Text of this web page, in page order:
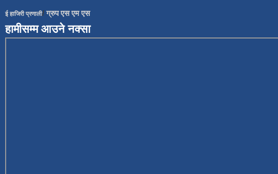
ई हाजिरी प्रणाली/ग्रुप एस एम एस
हामीसम्म आउने नक्सा